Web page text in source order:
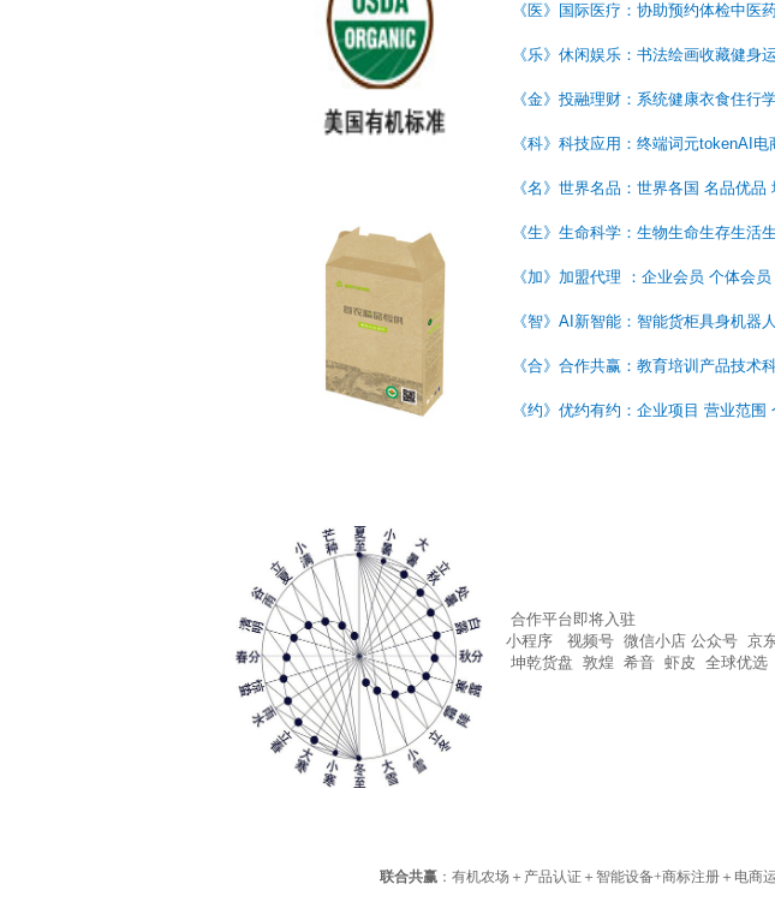
《医》国际医疗：协助预约体检中医
《乐》休闲娱乐：书法绘画收藏健身
《金》投融理财：系统健康衣食住行
《科》科技应用：终端词元tokenAI
《名》世界名品：世界各国 名品优
《生》生命科学：生物生命生存生活
《加》加盟代理 ：企业会员 个体会
《智》AI新智能：智能货柜具身机器
《合》合作共赢：教育培训产品技术
《约》优约有约：企业项目 营业范
合作平台即将入驻
小程序 视频号 微信小店 公众号 京
坤乾货盘 敦煌 希音 虾皮 全球优
联合共赢 ：有机农场＋产品认证＋智能设备+商标注册＋电